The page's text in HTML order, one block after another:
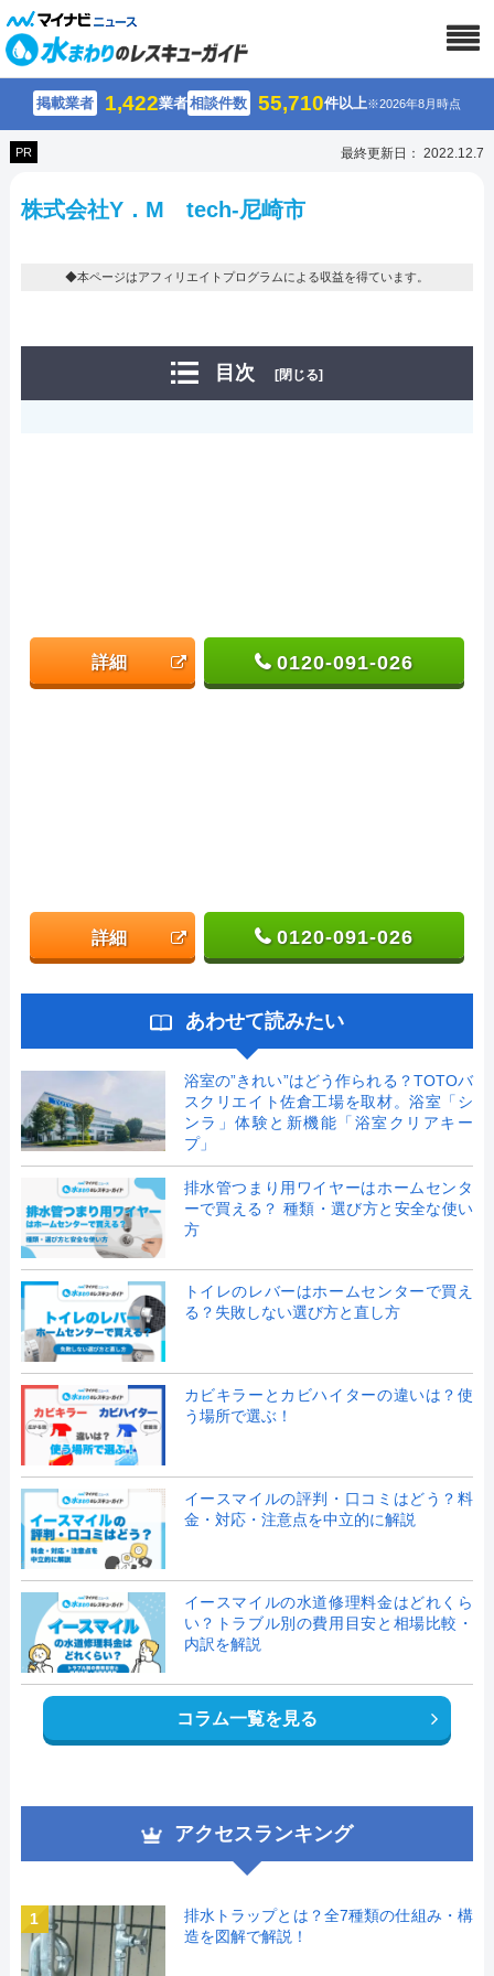
掲載業者 1,422業者相談件数 55,710件以上※2026年8月時点
PR 最終更新日： 2022.12.7
株式会社Y．M tech-尼崎市
◆本ページはアフィリエイトプログラムによる収益を得ています。
目次 [閉じる]
詳細 0120-091-026
詳細 0120-091-026
あわせて読みたい
浴室の”きれい”はどう作られる？TOTOバ
スクリエイト佐倉工場を取材。浴室「シ
ンラ」体験と新機能「浴室クリアキー
プ」
排水管つまり用ワイヤーはホームセンタ
ーで買える？ 種類・選び方と安全な使い
方
トイレのレバーはホームセンターで買え
る？失敗しない選び方と直し方
カビキラーとカビハイターの違いは？使
う場所で選ぶ！
イースマイルの評判・口コミはどう？料
金・対応・注意点を中立的に解説
イースマイルの水道修理料金はどれくら
い？トラブル別の費用目安と相場比較・
内訳を解説
コラム一覧を見る
アクセスランキング
1
排水トラップとは？全7種類の仕組み・構
造を図解で解説！